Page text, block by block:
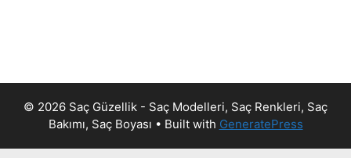
© 2026 Saç Güzellik - Saç Modelleri, Saç Renkleri, Saç
Bakımı, Saç Boyası • Built with GeneratePress